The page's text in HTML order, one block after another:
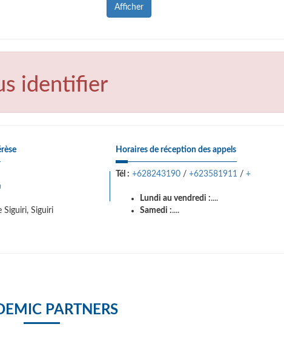
Afficher
identifier
Siguiri, Siguiri
Horaires de réception des appels
Tél : +628243190 / +623581911 / +
Lundi au vendredi :....
Samedi :....
PARTNERS